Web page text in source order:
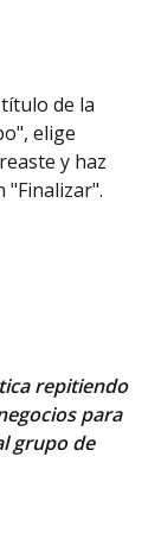
de la
elige
y haz
"Finalizar".
repitiendo
para
grupo de